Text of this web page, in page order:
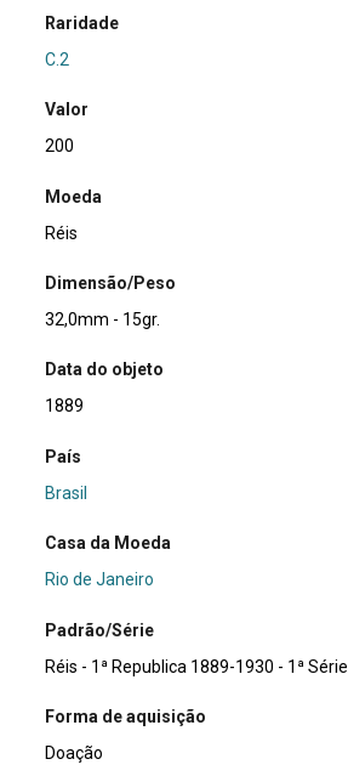
Raridade
C.2
Valor
200
Moeda
Réis
Dimensão/Peso
32,0mm - 15gr.
Data do objeto
1889
País
Brasil
Casa da Moeda
Rio de Janeiro
Padrão/Série
Réis - 1ª Republica 1889-1930 - 1ª Série
Forma de aquisição
Doação